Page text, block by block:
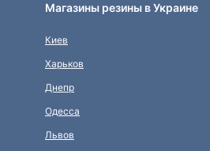
Магазины резины в Украине
Киев
Харьков
Днепр
Одесса
Львов